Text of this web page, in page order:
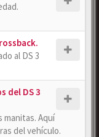
al DS 3
del DS 3
manitas. Aquí
del vehículo.